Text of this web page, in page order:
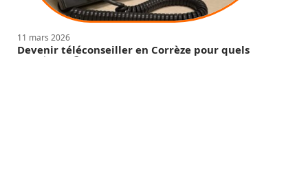
11 mars 2026
Devenir téléconseiller en Corrèze pour quels
avantages ?